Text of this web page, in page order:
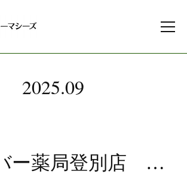
2025.09
クローバー薬局登別店 塩すいか飴 今季の在庫残りわずかです！